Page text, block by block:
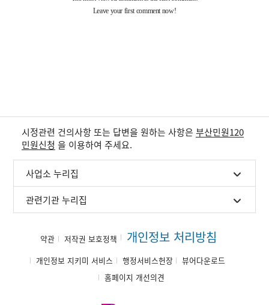
시정관련 건의사항 또는 답변을 원하는 사항은 부산민원120
민원신청 을 이용하여 주세요.
사업소 누리집
관련기관 누리집
약관 저작권 보호정책 개인정보 처리방침
개인정보 지키미 서비스 행정서비스헌장
뷰어다운로드
홈페이지 개선의견